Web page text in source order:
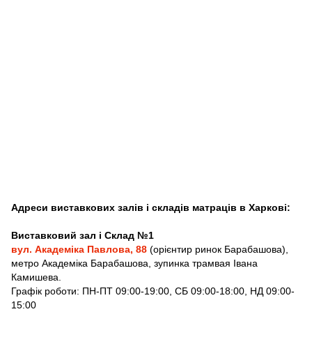
Адреси виставкових залів і складів матраців в Харкові:
Виставковий зал і Склад №1
вул. Академіка Павлова, 88 (орієнтир ринок Барабашова),
метро Академіка Барабашова, зупинка трамвая Івана
Камишева.
Графік роботи: ПН-ПТ 09:00-19:00, СБ 09:00-18:00, НД 09:00-
15:00